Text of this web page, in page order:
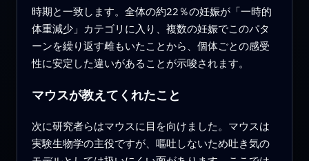
時期と一致します。全体の約22％の妊娠が「一時的
体重減少」カテゴリに入り、複数の妊娠でこのパタ
ーンを繰り返す雌もいたことから、個体ごとの感受
性に安定した違いがあることが示唆されます。
マウスが教えてくれたこと
次に研究者らはマウスに目を向けました。マウスは
実験生物学の主役ですが、嘔吐しないため吐き気の